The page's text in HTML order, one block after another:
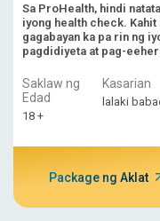
interpretasyon ng doktor
Sa ProHealth, hindi
iyong health check.
gagabayan ka pa rin ng
pagdidiyeta at pag-
Saklaw ng
Edad
18 +
Kasarian
lalaki
Package ng Aklat